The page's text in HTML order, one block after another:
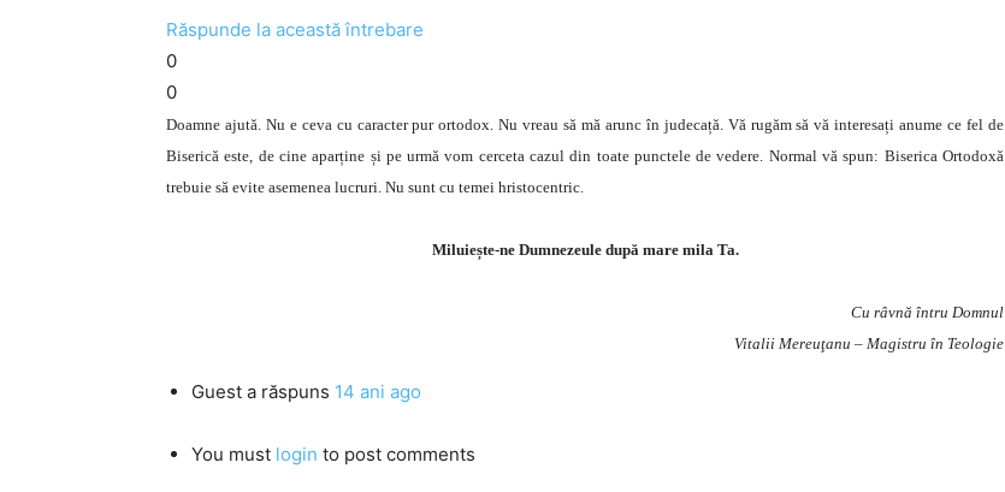
Răspunde la această întrebare
0
0
Doamne ajută. Nu e ceva cu caracter pur ortodox. Nu vreau să mă arunc în judecață. Vă rugăm să vă interesați anume ce fel de
Biserică este, de cine aparține și pe urmă vom cerceta cazul din toate punctele de vedere. Normal vă spun: Biserica Ortodoxă
trebuie să evite asemenea lucruri. Nu sunt cu temei hristocentric.
Miluiește-ne Dumnezeule după mare mila Ta.
Cu râvnă întru Domnul
Vitalii Mereuţanu – Magistru în Teologie
Guest a răspuns 14 ani ago
You must login to post comments